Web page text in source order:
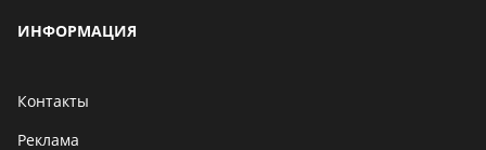
ИНФОРМАЦИЯ
Контакты
Реклама